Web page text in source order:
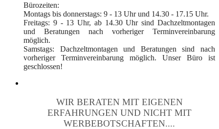
Bürozeiten:
Montags bis donnerstags: 9 - 13 Uhr und 14.30 - 17.15 Uhr.
Freitags: 9 - 13 Uhr, ab 14.30 Uhr sind Dachzeltmontagen
und Beratungen nach vorheriger Terminvereinbarung
möglich.
Samstags: Dachzeltmontagen und Beratungen sind nach
vorheriger Terminvereinbarung möglich. Unser Büro ist
geschlossen!
WIR BERATEN MIT EIGENEN
ERFAHRUNGEN UND NICHT MIT
WERBEBOTSCHAFTEN....